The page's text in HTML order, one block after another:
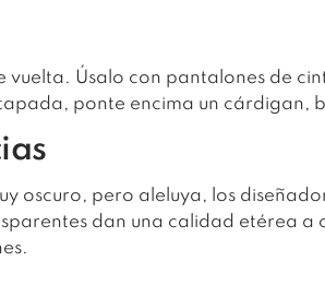
vuelta. Úsalo con pantalones de
ponte encima un cárdigan,
oscuro, pero aleluya, los
dan una calidad etérea a